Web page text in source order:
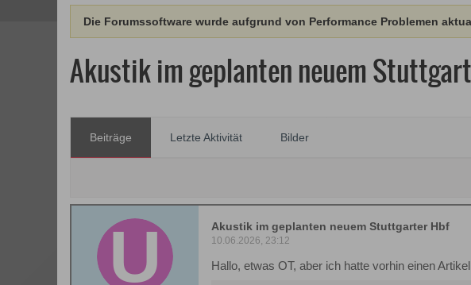
Die Forumssoftware wurde aufgrund von Performance Problemen
Akustik im geplanten neuem
Beiträge Letzte Aktivität Bilder
Akustik im geplanten neuem Stuttgarter Hbf
10.06.2026, 23:12
Hallo, etwas OT, aber ich hatte vorhin einen